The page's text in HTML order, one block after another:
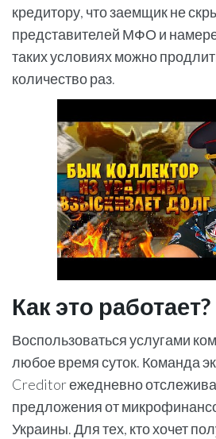
кредитору, что заемщик не
представителей МФО и
таких условиях можно
количество раз.
Как это работает?
Воспользоваться услугами
любое время суток. Команда
Creditor ежедневно
предложения от
Украины. Для тех, кто хочет